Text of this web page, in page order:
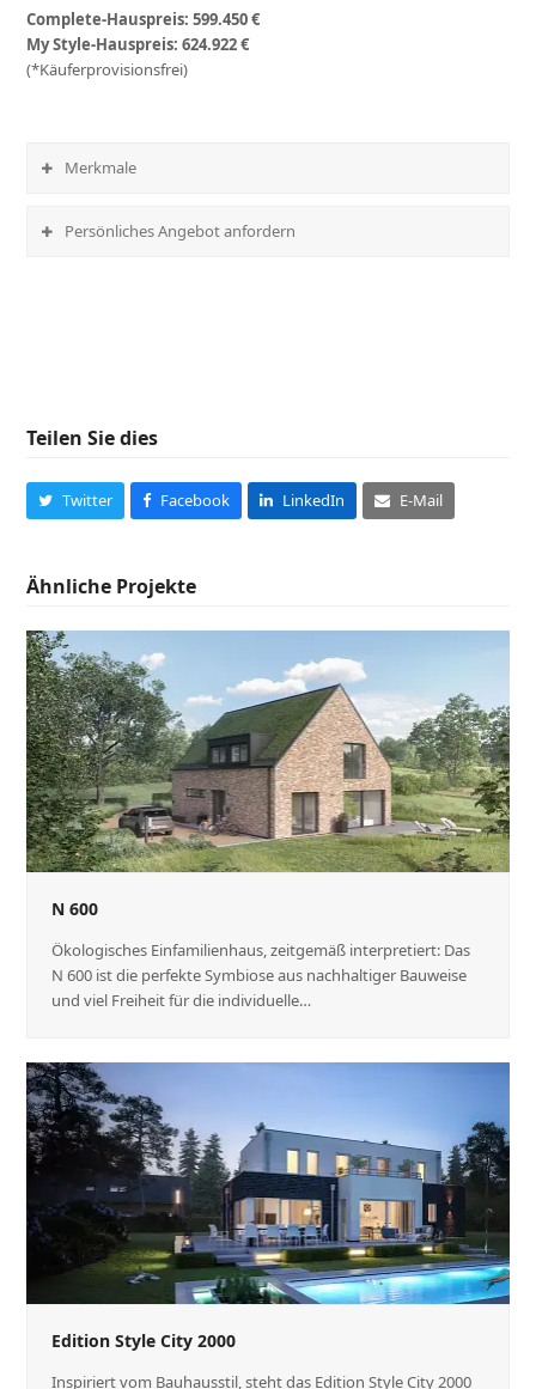
Complete-Hauspreis: 599.450 €
My Style-Hauspreis: 624.922 €
(*Käuferprovisionsfrei)
Merkmale
Persönliches Angebot anfordern
Teilen Sie dies
Twitter Facebook LinkedIn E-Mail
Ähnliche Projekte
N 600
Ökologisches Einfamilienhaus, zeitgemäß interpretiert: Das
N 600 ist die perfekte Symbiose aus nachhaltiger Bauweise
und viel Freiheit für die individuelle…
Edition Style City 2000
Inspiriert vom Bauhausstil, steht das Edition Style City 2000